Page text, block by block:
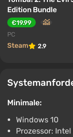
Edition Bundle
€19.99
PC
Steam 2.9
Minimale:
Windows 10
Prozessor: